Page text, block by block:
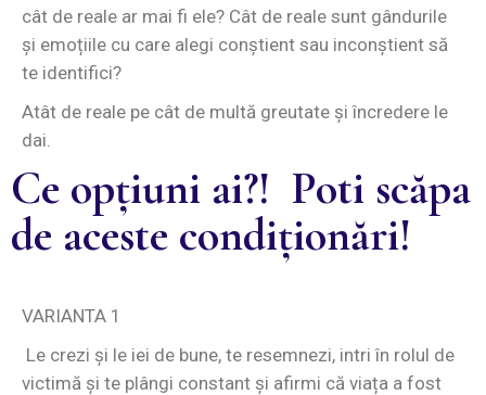
cât de reale ar mai fi ele? Cât de reale sunt gândurile
și emoțiile cu care alegi conștient sau inconștient să
te identifici?
Atât de reale pe cât de multă greutate și încredere le
dai.
Ce opțiuni ai?! Poti scăpa
de aceste condiționări!
VARIANTA 1
Le crezi și le iei de bune, te resemnezi, intri în rolul de
victimă și te plângi constant și afirmi că viața a fost